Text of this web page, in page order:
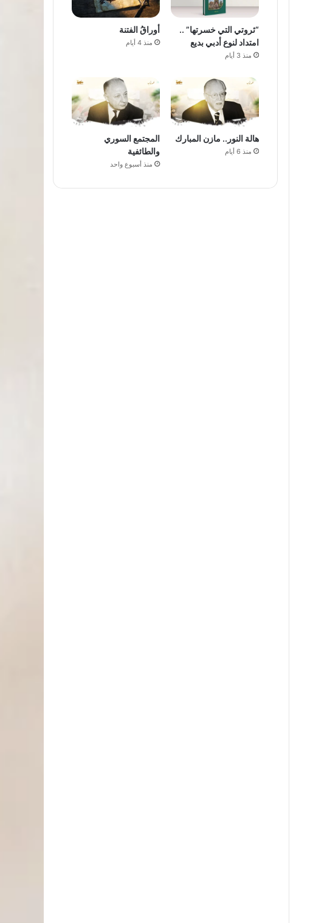
“ثروتي التي خسرتها” ..
امتداد لنوع أدبي بديع
منذ 3 أيام
أوراقُ الفتنة
منذ 4 أيام
هالة النور.. مازن المبارك
منذ 6 أيام
المجتمع السوري
والطائفية
منذ أسبوع واحد